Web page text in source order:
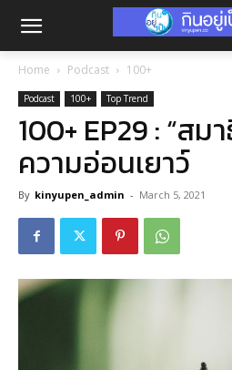
Home Podcast 100+
Podcast 100+ Top Trend
100+ EP29 : “ส
ความอ่อนเยาว์
By kinyupen_admin - March 5, 2021